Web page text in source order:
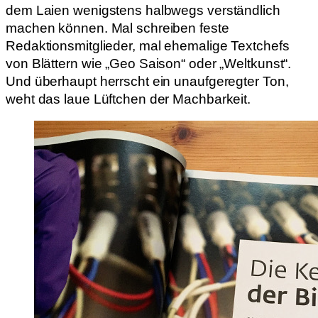
dem Laien wenigstens halbwegs verständlich
machen können. Mal schreiben feste
Redaktionsmitglieder, mal ehemalige Textchefs
von Blättern wie „Geo Saison“ oder „Weltkunst“.
Und überhaupt herrscht ein unaufgeregter Ton,
weht das laue Lüftchen der Machbarkeit.